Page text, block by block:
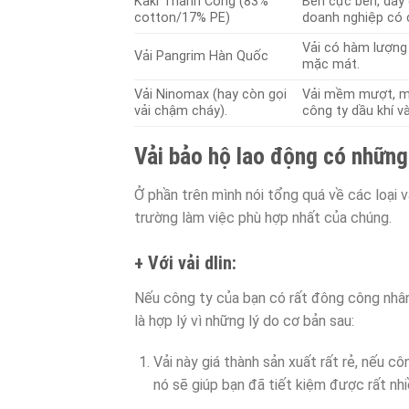
cotton/17% PE)
doanh nghiệp có
Vải Pangrim Hàn Quốc
Vải có hàm
mặc mát.
Vải Ninomax (hay còn gọi
vải chậm cháy).
Vải mềm mượt,
công ty dầu khí
Vải bảo hộ lao động có
Ở phần trên mình nói tổng quá về các loại
trường làm việc phù hợp nhất của chúng.
+ Với vải dlin:
Nếu công ty của bạn có rất đông công
là hợp lý vì những lý do cơ bản sau:
Vải này giá thành sản xuất rất rẻ, nếu
nó sẽ giúp bạn đã tiết kiệm được rất